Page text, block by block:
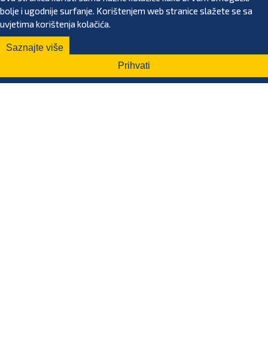
bolje i ugodnije surfanje. Korištenjem web stranice slažete se sa
uvjetima korištenja kolačića.
Saznajte više
Prihvati